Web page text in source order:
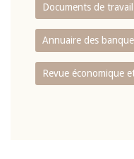
Documents de travail
Annuaire des
Revue économique